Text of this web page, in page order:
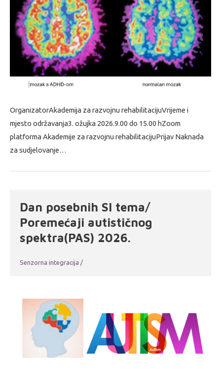
OrganizatorAkademija za razvojnu rehabilitacijuVrijeme i
mjesto održavanja3. ožujka 2026.9.00 do 15.00 hZoom
platforma Akademije za razvojnu rehabilitacijuPrijav Naknada
za sudjelovanje…
Dan posebnih SI tema/
Poremećaji autističnog
spektra(PAS) 2026.
Senzorna integracija /